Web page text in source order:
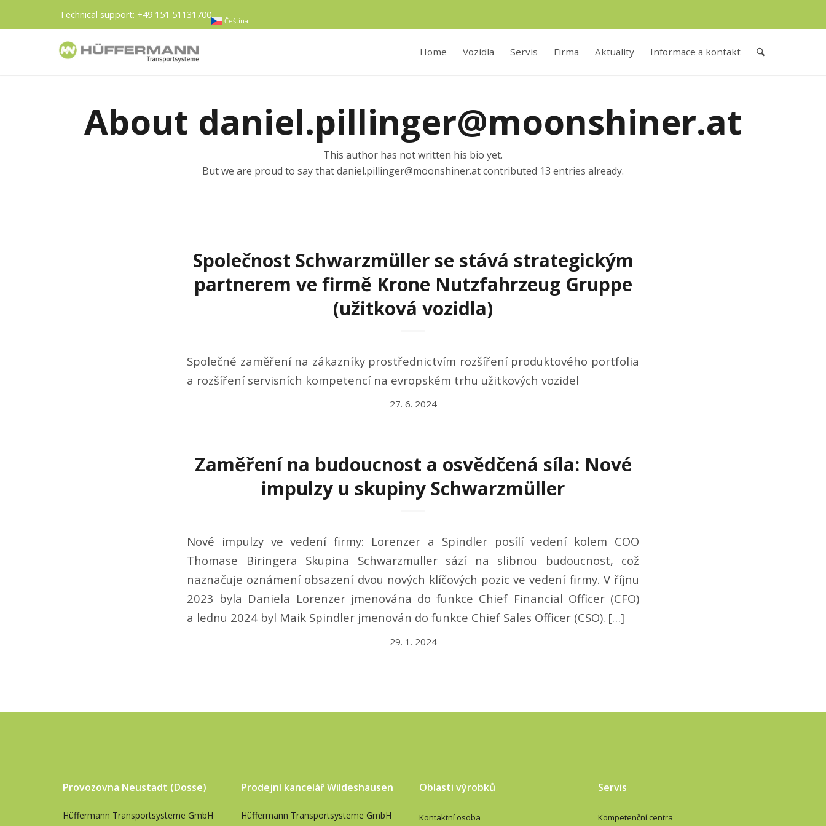
Čeština
Technical support: +49 151 51131700
Home Vozidla Servis Firma Aktuality Informace a kontakt
About daniel.pillinger@moonshiner.at
This author has not written his bio yet.
But we are proud to say thatdaniel.pillinger@moonshiner.atcontributed 13 entries already.
Společnost Schwarzmüller se stává strategickým
partnerem ve firmě Krone Nutzfahrzeug Gruppe
(užitková vozidla)
Společné zaměření na zákazníky prostřednictvím rozšíření produktového portfolia
a rozšíření servisních kompetencí na evropském trhu užitkových vozidel
27. 6. 2024
Zaměření na budoucnost a osvědčená síla: Nové
impulzy u skupiny Schwarzmüller
Nové impulzy ve vedení firmy: Lorenzer a Spindler posílí vedení kolem COO
Thomase Biringera Skupina Schwarzmüller sází na slibnou budoucnost, což
naznačuje oznámení obsazení dvou nových klíčových pozic ve vedení firmy. V říjnu
2023 byla Daniela Lorenzer jmenována do funkce Chief Financial Officer (CFO)
a lednu 2024 byl Maik Spindler jmenován do funkce Chief Sales Officer (CSO). […]
29. 1. 2024
Provozovna Neustadt (Dosse)
Hüffermann Transportsysteme GmbH
Prodejní kancelář Wildeshausen
Hüffermann Transportsysteme GmbH
Oblasti výrobků
Kontaktní osoba
Servis
Kompetenční centra